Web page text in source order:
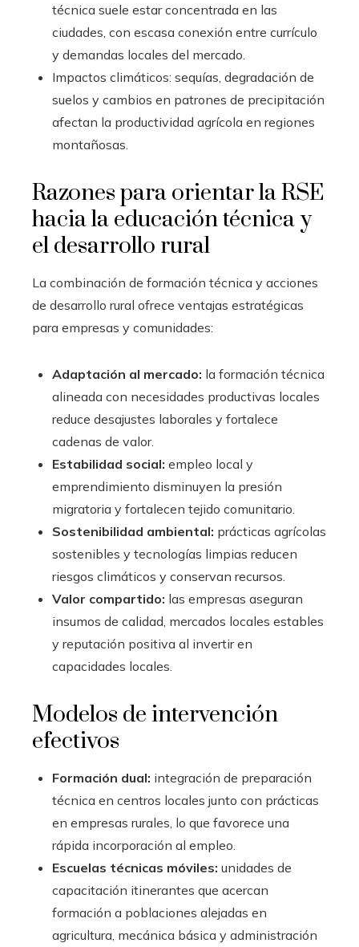
técnica suele estar concentrada en las
ciudades, con escasa conexión entre currículo
y demandas locales del mercado.
Impactos climáticos: sequías, degradación de
suelos y cambios en patrones de precipitación
afectan la productividad agrícola en regiones
montañosas.
Razones para orientar la RSE
hacia la educación técnica y
el desarrollo rural
La combinación de formación técnica y acciones
de desarrollo rural ofrece ventajas estratégicas
para empresas y comunidades:
Adaptación al mercado: la formación técnica
alineada con necesidades productivas locales
reduce desajustes laborales y fortalece
cadenas de valor.
Estabilidad social: empleo local y
emprendimiento disminuyen la presión
migratoria y fortalecen tejido comunitario.
Sostenibilidad ambiental: prácticas agrícolas
sostenibles y tecnologías limpias reducen
riesgos climáticos y conservan recursos.
Valor compartido: las empresas aseguran
insumos de calidad, mercados locales estables
y reputación positiva al invertir en
capacidades locales.
Modelos de intervención
efectivos
Formación dual: integración de preparación
técnica en centros locales junto con prácticas
en empresas rurales, lo que favorece una
rápida incorporación al empleo.
Escuelas técnicas móviles: unidades de
capacitación itinerantes que acercan
formación a poblaciones alejadas en
agricultura, mecánica básica y administración